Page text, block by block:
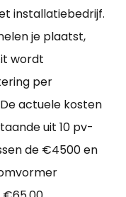
installatiebedrijf.
je plaatst,
wordt
per
actuele kosten
uit 10 pv-
de €4500 en